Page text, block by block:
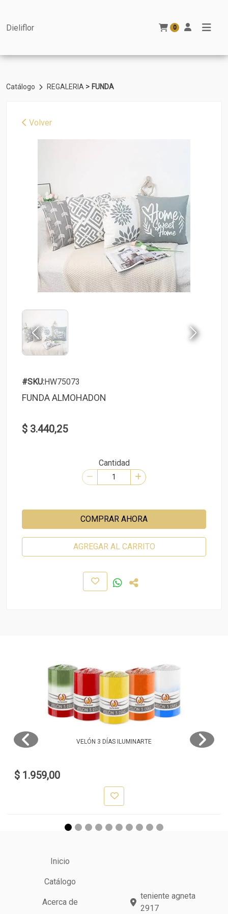
Dieliflor 0
Catálogo REGALERIA > FUNDA
Volver
#SKU:HW75073
FUNDA ALMOHADON
$ 3.440,25
Cantidad
COMPRAR AHORA
AGREGAR AL CARRITO
VELÓN 3 DÍAS ILUMINARTE
$ 1.959,00
Inicio
Catálogo
Acerca de
teniente agneta
2917